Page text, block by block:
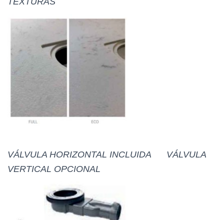
VÁLVULA HORIZONTAL INCLUIDA VÁLVULA
VERTICAL OPCIONAL